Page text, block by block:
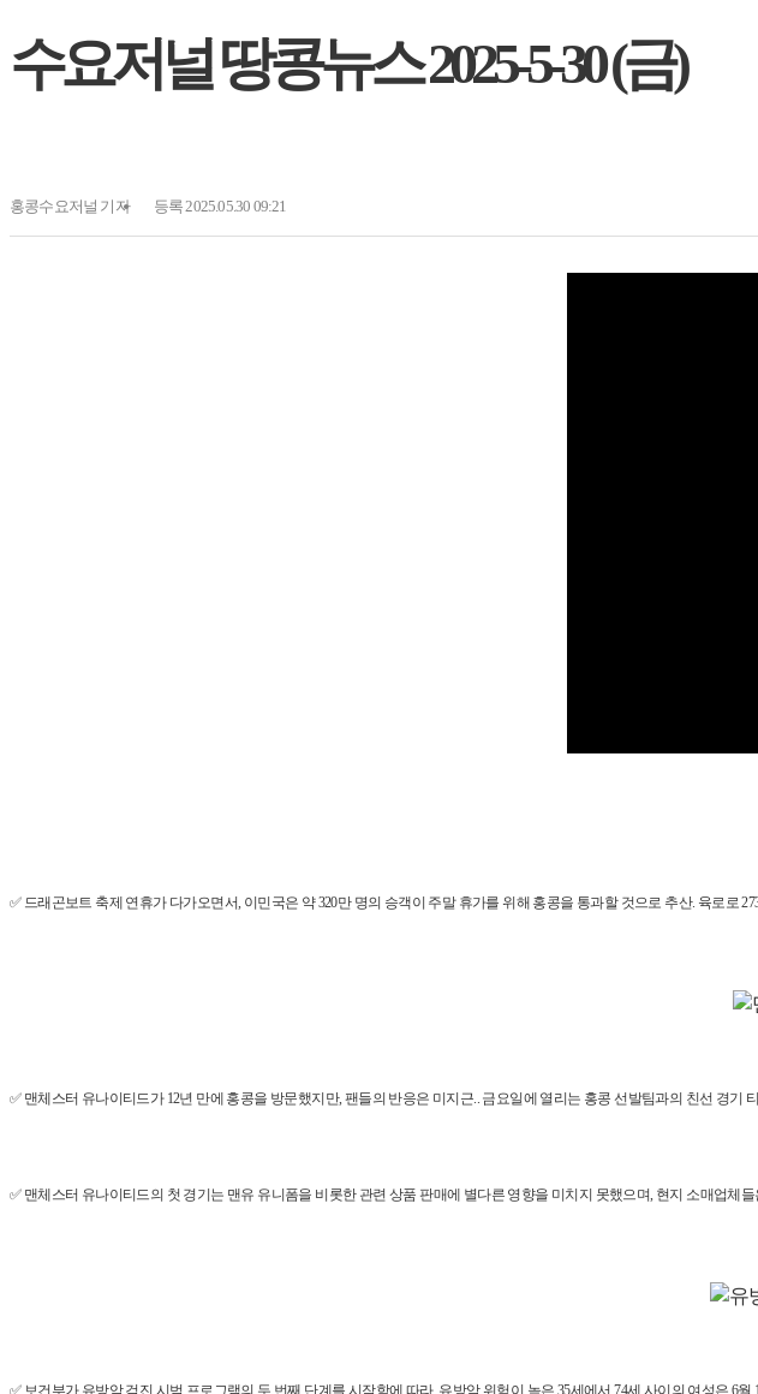
수요저널 땅콩뉴스 2025-5-30 (금)
홍콩수요저널 기자 등록 2025.05.30 09:21
✅ 드래곤보트 축제 연휴가 다가오면서, 이민국은 약 320만 명의 승객이 주말 휴가를 위해 홍콩을 통과할 것으로 추산. 육로로
✅ 맨체스터 유나이티드가 12년 만에 홍콩을 방문했지만, 팬들의 반응은 미지근.. 금요일에 열리는 홍콩 선발팀과의 친선 경기
✅ 맨체스터 유나이티드의 첫 경기는 맨유 유니폼을 비롯한 관련 상품 판매에 별다른 영향을 미치지 못했으며, 현지 소매업체